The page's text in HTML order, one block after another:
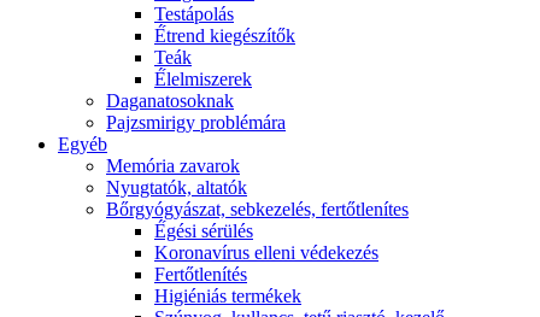
Testápolás
É́trend kiegészítők
Teák
É́lelmiszerek
Daganatosoknak
Pajzsmirigy problémára
Egyéb
Memória zavarok
Nyugtatók, altatók
Bőrgyógyászat, sebkezelés, fertőtlenítes
É́gési sérülés
Koronavírus elleni védekezés
Fertőtlenítés
Higiéniás termékek